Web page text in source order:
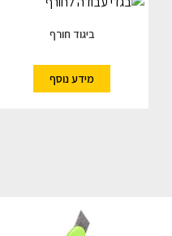
ביגוד חורף
מידע נוסף